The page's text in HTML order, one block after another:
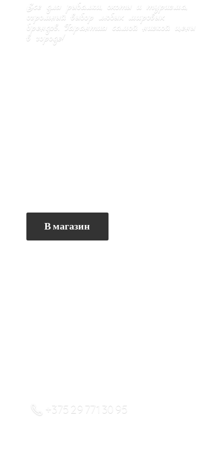
Все для рыбалки, охоты и туризма,
огромный выбор любых мировых
брендов. Гарантия самой низкой цены
в городе!
В магазин
+375 29 771 30 95